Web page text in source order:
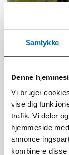
Samtykke
Denne
Vi bruger
vise dig
trafik. Vi deler
hjemmeside
kombinere
Unga med
tydligare